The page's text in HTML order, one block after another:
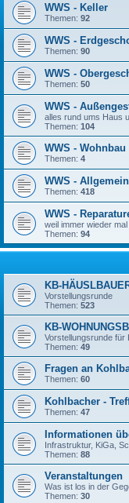
WWS - Keller
Themen: 92
WWS -
Themen: 90
WWS -
Themen: 50
WWS -
alles rund ums Haus
Themen: 104
WWS - Wohnbau
Themen: 4
WWS -
Themen: 418
WWS -
weil immer wieder
Themen: 94
KB-
Vorstellungsrunde
Themen: 523
KB-
Vorstellungsrunde für
Themen: 49
Fragen an
Themen: 60
Kohlbacher -
Themen: 47
Informationen
Infrastruktur, KiGa,
Themen: 88
Veranstaltungen
Was ist los in der
Themen: 30